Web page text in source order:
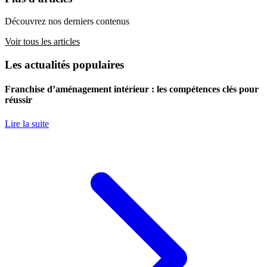
Découvrez nos derniers contenus
Voir tous les articles
Les actualités populaires
Franchise d’aménagement intérieur : les compétences clés pour
réussir
Lire la suite